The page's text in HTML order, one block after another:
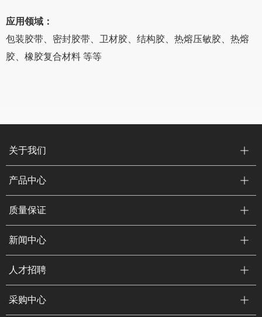
应用领域：
包装胶带、密封胶带、卫材胶、结构胶、热熔压敏胶、热熔
胶、橡胶复合材料 等等
关于我们
产品中心
质量保证
新闻中心
人才招聘
采购中心